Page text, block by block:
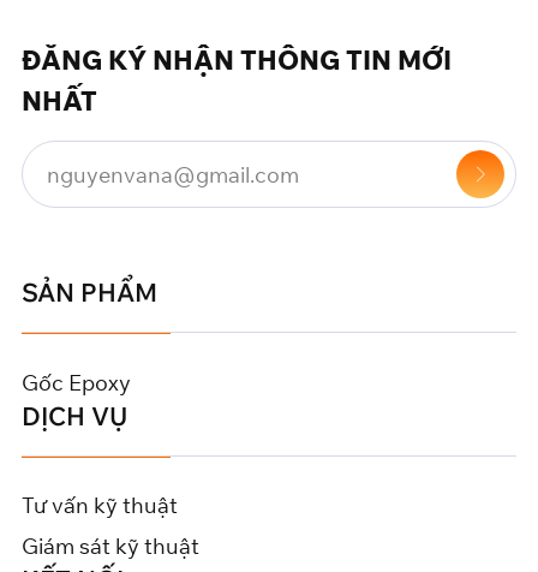
ĐĂNG KÝ NHẬN THÔNG TIN MỚI
NHẤT
SẢN PHẨM
Gốc Epoxy
DỊCH VỤ
Tư vấn kỹ thuật
Giám sát kỹ thuật